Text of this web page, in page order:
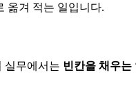
옮겨 적는 일입니다.
실무에서는 빈칸을 채우는